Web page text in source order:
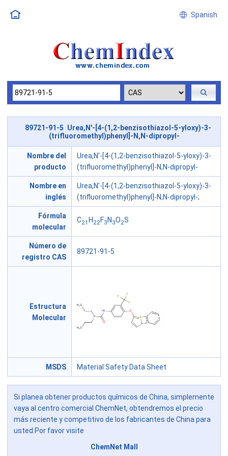
Spanish
89721-91-5 Urea,N'-[4-(1,2-benzisothiazol-5-yloxy)-3-
(trifluoromethyl)phenyl]-N,N-dipropyl-
Nombre del
producto
Urea,N'-[4-(1,2-benzisothiazol-5-yloxy)-3-
(trifluoromethyl)phenyl]-N,N-dipropyl-
Nombre en
inglés
Urea,N'-[4-(1,2-benzisothiazol-5-yloxy)-3-
(trifluoromethyl)phenyl]-N,N-dipropyl-;
Fórmula
molecular
C21 H 22F3 N 3O2S
Número de
registro CAS
89721-91-5
Estructura
Molecular
MSDS Material Safety Data Sheet
Si planea obtener productos químicos de China, simplemente
vaya al centro comercial ChemNet, obtendremos el precio
más reciente y competitivo de los fabricantes de China para
usted.Por favor visite
ChemNet Mall